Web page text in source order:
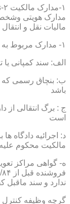
مالیات نقل و انتقال ۶- بیمه نامه شخص ثالث معتبر ۷-کارت سوخت
۱- مدارک مربوط به مالکیت فروشنده که عبارتند از
الف: سند کمپانی یا
ب: بنچاق رسمی که
باشد
ج : برگ انتقالی از
است
د: اجرائیه دادگاه
مالکیت محکوم علیه
ه- گواهی مراکز
ندارد و سند ماقبل